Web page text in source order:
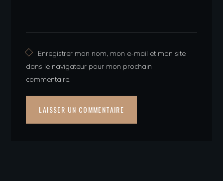
Enregistrer mon nom, mon e-mail et mon site
dans le navigateur pour mon prochain
commentaire.